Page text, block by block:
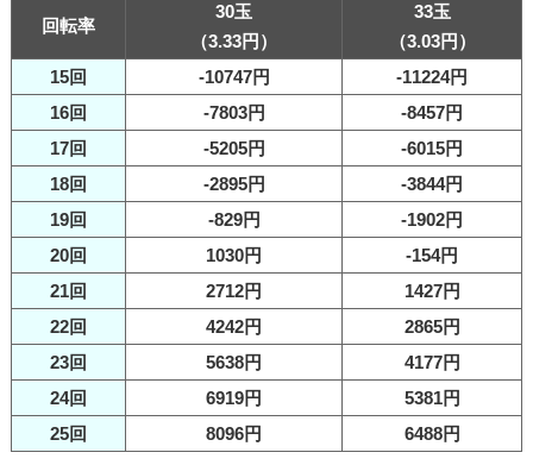
回転率
30玉
（3.33円）
33玉
（3.03円）
15回
-10747円
-11224円
16回
-7803円
-8457円
17回
-5205円
-6015円
18回
-2895円
-3844円
19回
-829円
-1902円
20回
1030円
-154円
21回
2712円
1427円
22回
4242円
2865円
23回
5638円
4177円
24回
6919円
5381円
25回
8096円 6488円